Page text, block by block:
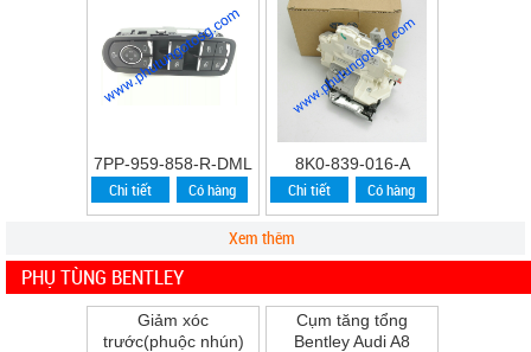
7PP-959-858-R-DML
Chi tiết Có hàng
8K0-839-016-A
Chi tiết Có hàng
Xem thêm
PHỤ TÙNG BENTLEY
Giảm xóc
trước(phuộc nhún)
Cụm tăng tổng
Bentley Audi A8